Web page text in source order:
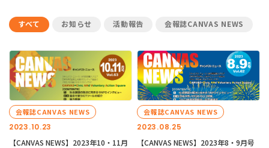
すべて お知らせ 活動報告 会報誌CANVAS NEWS
2023.10.23
会報誌CANVAS NEWS
【CANVAS NEWS】2023年10・11月
2023.08.25
会報誌CANVAS NEWS
【CANVAS NEWS】2023年8・9月号